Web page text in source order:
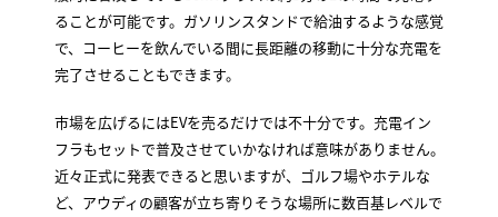
ることが可能です。ガソリンスタンドで給油するような感覚
で、コーヒーを飲んでいる間に長距離の移動に十分な充電を
完了させることもできます。
市場を広げるにはEVを売るだけでは不十分です。充電イン
フラもセットで普及させていかなければ意味がありません。
近々正式に発表できると思いますが、ゴルフ場やホテルな
ど、アウディの顧客が立ち寄りそうな場所に数百基レベルで